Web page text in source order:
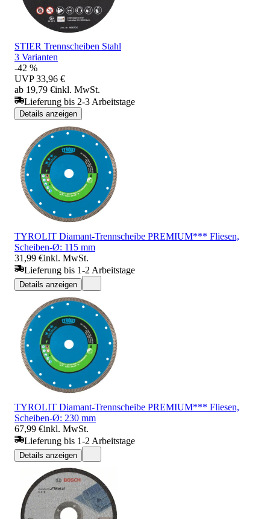
STIER Trennscheiben Stahl
3 Varianten
-42 %
UVP 33,96 €
ab 19,79 €inkl. MwSt.
Lieferung bis 2-3 Arbeitstage
Details anzeigen
TYROLIT Diamant-Trennscheibe PREMIUM*** Fliesen,
Scheiben-Ø: 115 mm
31,99 €inkl. MwSt.
Lieferung bis 1-2 Arbeitstage
Details anzeigen
TYROLIT Diamant-Trennscheibe PREMIUM*** Fliesen,
Scheiben-Ø: 230 mm
67,99 €inkl. MwSt.
Lieferung bis 1-2 Arbeitstage
Details anzeigen